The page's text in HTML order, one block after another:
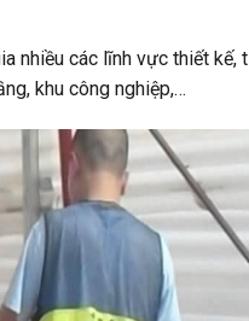
nhiều các lĩnh vực thiết kế,
khu công nghiệp,…